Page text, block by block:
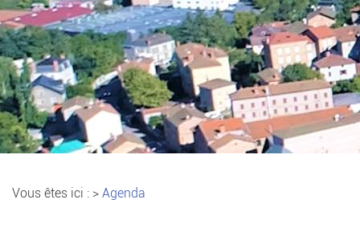
Vous êtes ici : > Agenda